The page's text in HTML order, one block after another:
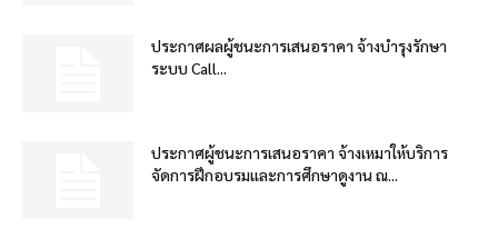
ประกาศผลผู้ชนะการเสนอราคา จ้างบำรุงรักษา
ระบบ Call...
ประกาศผู้ชนะการเสนอราคา จ้างเหมาให้บริการ
จัดการฝึกอบรมและการศึกษาดูงาน ณ...